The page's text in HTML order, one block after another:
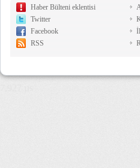
Haber Bülteni eklentisi
Twitter
Facebook
RSS